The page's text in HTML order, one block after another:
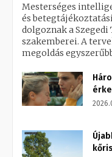
Mesterséges
és
dolgoznak a
szakemberei. A
megoldás